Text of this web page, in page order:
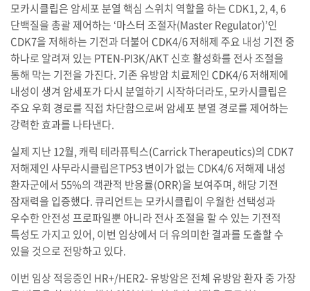
모카시클립은 암세포 분열 핵심 스위치 역할을 하는 CDK1, 2, 4, 6
단백질을 총괄 제어하는 ‘마스터 조절자(Master Regulator)’인
CDK7을 저해하는 기전과 더불어 CDK4/6 저해제 주요 내성 기전 중
하나로 알려져 있는 PTEN-PI3K/AKT 신호 활성화를 전사 조절을
통해 막는 기전을 가진다. 기존 유방암 치료제인 CDK4/6 저해제에
내성이 생겨 암세포가 다시 분열하기 시작하더라도, 모카시클립은
주요 우회 경로를 직접 차단함으로써 암세포 분열 경로를 제어하는
강력한 효과를 나타낸다.
실제 지난 12월, 캐릭 테라퓨틱스(Carrick Therapeutics)의 CDK7
저해제인 사무라시클립은TP53 변이가 없는 CDK4/6 저해제 내성
환자군에서 55%의 객관적 반응률(ORR)을 보여주며, 해당 기전
잠재력을 입증했다. 큐리언트는 모카시클립이 우월한 선택성과
우수한 안전성 프로파일뿐 아니라 전사 조절을 할 수 있는 기전적
특성도 가지고 있어, 이번 임상에서 더 유의미한 결과를 도출할 수
있을 것으로 전망하고 있다.
이번 임상 적응증인 HR+/HER2- 유방암은 전체 유방암 환자 중 가장